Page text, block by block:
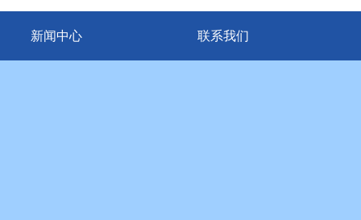
新闻中心 联系我们